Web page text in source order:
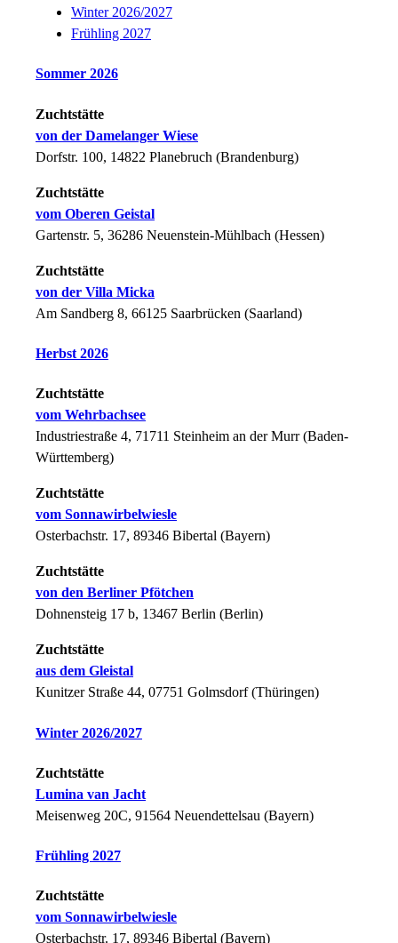
Winter 2026/2027
Frühling 2027
Sommer 2026
Zuchtstätte
von der Damelanger Wiese
Dorfstr. 100, 14822 Planebruch (Brandenburg)
Zuchtstätte
vom Oberen Geistal
Gartenstr. 5, 36286 Neuenstein-Mühlbach (Hessen)
Zuchtstätte
von der Villa Micka
Am Sandberg 8, 66125 Saarbrücken (Saarland)
Herbst 2026
Zuchtstätte
vom Wehrbachsee
Industriestraße 4, 71711 Steinheim an der Murr (Baden-
Württemberg)
Zuchtstätte
vom Sonnawirbelwiesle
Osterbachstr. 17, 89346 Bibertal (Bayern)
Zuchtstätte
von den Berliner Pfötchen
Dohnensteig 17 b, 13467 Berlin (Berlin)
Zuchtstätte
aus dem Gleistal
Kunitzer Straße 44, 07751 Golmsdorf (Thüringen)
Winter 2026/2027
Zuchtstätte
Lumina van Jacht
Meisenweg 20C, 91564 Neuendettelsau (Bayern)
Frühling 2027
Zuchtstätte
vom Sonnawirbelwiesle
Osterbachstr. 17, 89346 Bibertal (Bayern)